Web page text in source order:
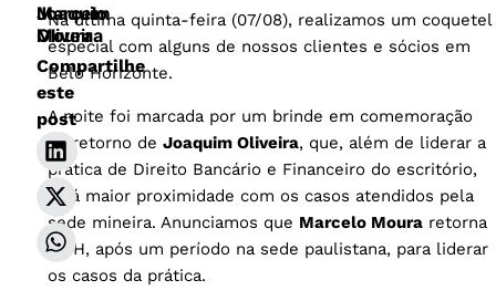
Na última quinta-feira (07/08), realizamos um coquetel
especial com alguns de nossos clientes e sócios em
Belo Horizonte.
A noite foi marcada por um brinde em comemoração
ao retorno de Joaquim Oliveira, que, além de liderar a
prática de Direito Bancário e Financeiro do escritório,
terá maior proximidade com os casos atendidos pela
sede mineira. Anunciamos que Marcelo Mouraretorna
a BH, após um período na sede paulistana, para liderar
os casos da prática.
Joaquim
Oliveira
Marcelo
Moura
Compartilhe
este
post